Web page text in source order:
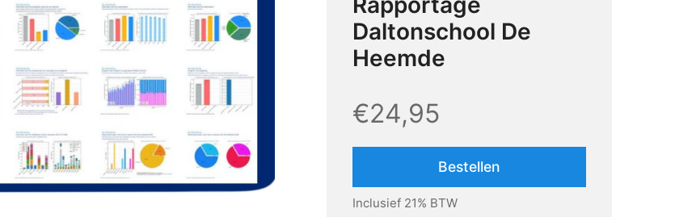
Daltonschool De
Heemde
€24,95
Bestellen
Inclusief 21% BTW